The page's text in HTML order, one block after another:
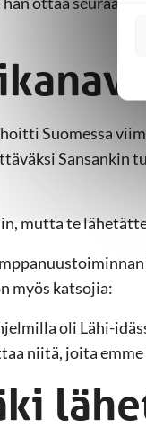
Suomessa
Sansankin
mutta te
myös katsojia:
oli Lähi-
niitä, joita